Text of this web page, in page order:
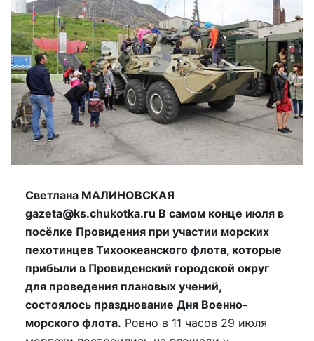
Светлана МАЛИНОВСКАЯ
gazeta@ks.chukotka.ru В самом конце июля в
посёлке Провидения при участии морских
пехотинцев Тихоокеанского флота, которые
прибыли в Провиденский городской округ
для проведения плановых учений,
состоялось празднование Дня Военно-
морского флота. Ровно в 11 часов 29 июля